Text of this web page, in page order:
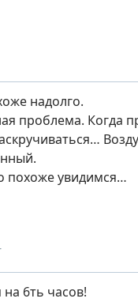
надолго.
проблема. Когда
похоже увидимся…
6ть часов!